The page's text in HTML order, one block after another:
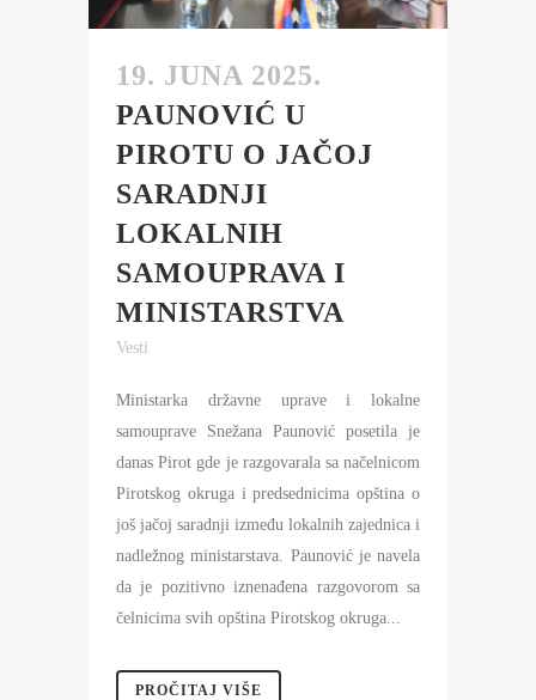
19. JUNA 2025.
PAUNOVIĆ U
PIROTU O JAČOJ
SARADNJI
LOKALNIH
SAMOUPRAVA I
MINISTARSTVA
Vesti
Ministarka državne uprave i lokalne
samouprave Snežana Paunović posetila je
danas Pirot gde je razgovarala sa načelnicom
Pirotskog okruga i predsednicima opština o
još jačoj saradnji između lokalnih zajednica i
nadležnog ministarstava. Paunović je navela
da je pozitivno iznenađena razgovorom sa
čelnicima svih opština Pirotskog okruga...
PROČITAJ VIŠE